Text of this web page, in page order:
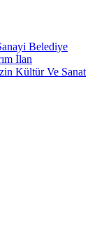
Belediye
İlan
Kültür Ve Sanat